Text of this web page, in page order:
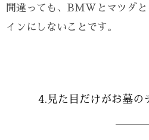
間違っても、BMWとマツダ
インにしないことです。
4.見た目だけがお墓の